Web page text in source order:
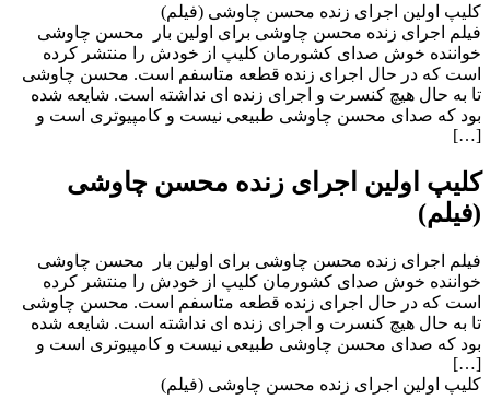
کلیپ اولین اجرای زنده محسن چاوشی (فیلم)
فیلم اجرای زنده محسن چاوشی برای اولین بار محسن چاوشی
خواننده خوش صدای کشورمان کلیپ از خودش را منتشر کرده
است که در حال اجرای زنده قطعه متاسفم است. محسن چاوشی
تا به حال هیچ کنسرت و اجرای زنده ای نداشته است. شایعه شده
بود که صدای محسن چاوشی طبیعی نیست و کامپیوتری است و
[…]
کلیپ اولین اجرای زنده محسن چاوشی
(فیلم)
فیلم اجرای زنده محسن چاوشی برای اولین بار محسن چاوشی
خواننده خوش صدای کشورمان کلیپ از خودش را منتشر کرده
است که در حال اجرای زنده قطعه متاسفم است. محسن چاوشی
تا به حال هیچ کنسرت و اجرای زنده ای نداشته است. شایعه شده
بود که صدای محسن چاوشی طبیعی نیست و کامپیوتری است و
[…]
کلیپ اولین اجرای زنده محسن چاوشی (فیلم)